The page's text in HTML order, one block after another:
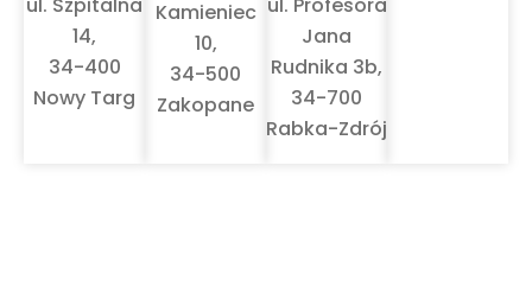
14,
34-400
Nowy Targ
Kamieniec
10,
34-500
Zakopane
Jana
Rudnika 3b,
34-700
Rabka-Zdrój